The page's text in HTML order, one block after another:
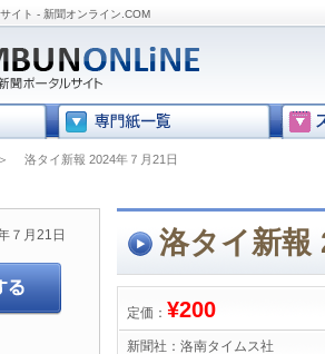
イト - 新聞オンライン.COM
洛タイ新報 2024年７月21日
洛タイ新報
定価： ¥200
新聞社： 洛南タイムス社